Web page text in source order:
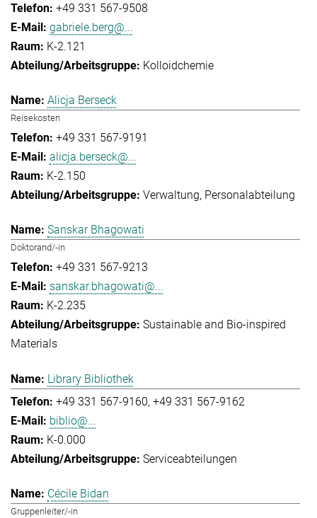
+49 331 567-9508
gabriele.berg@...
K-2.121
Kolloidchemie
Alicja Berseck
Reisekosten
+49 331 567-9191
alicja.berseck@...
K-2.150
Verwaltung Personalabteilung
Sanskar Bhagowati
Doktorand/-in
+49 331 567-9213
sanskar.bhagowati@...
K-2.235
Sustainable and Bio-inspired
Materials
Library Bibliothek
+49 331 567-9160 +49 331 567-9162
biblio@...
K-0.000
Serviceabteilungen
Cécile Bidan
Gruppenleiter/-in